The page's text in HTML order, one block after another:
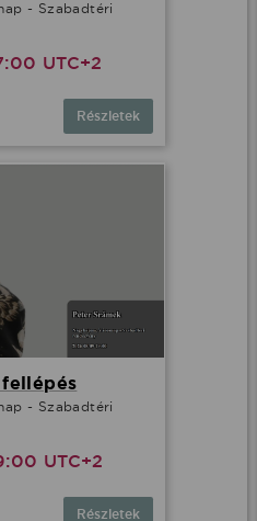
- Szabadtéri
UTC+2
Részletek
- Szabadtéri
UTC+2
Részletek